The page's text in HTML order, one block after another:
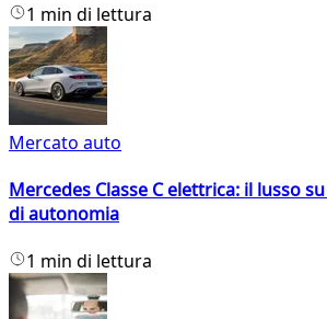
1 min di lettura
Mercato auto
Mercedes Classe C elettrica: il lusso
di autonomia
1 min di lettura